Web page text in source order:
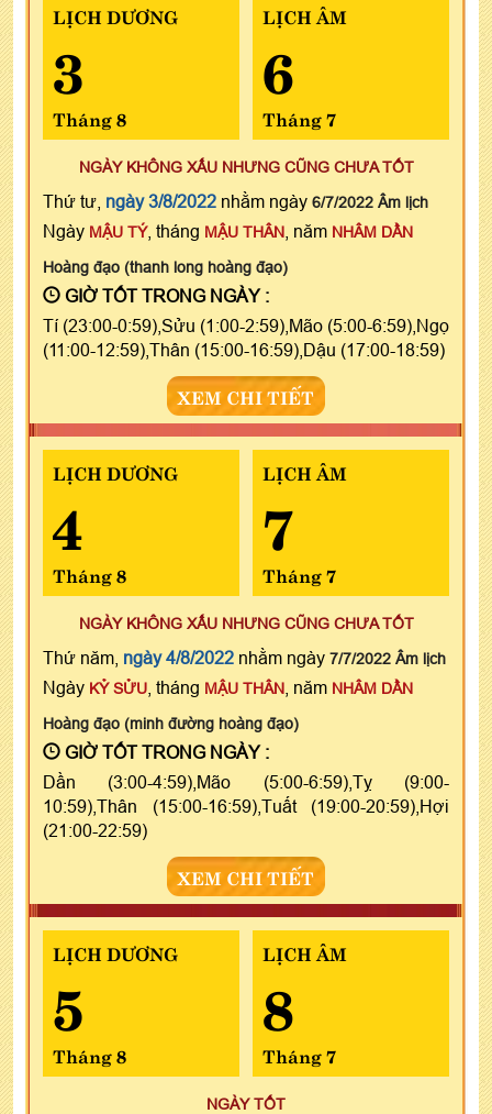
LỊCH DƯƠNG
3
Tháng 8
LỊCH ÂM
6
Tháng 7
NGÀY KHÔNG XẤU NHƯNG CŨNG CHƯA TỐT
Thứ tư, ngày 3/8/2022 nhằm ngày 6/7/2022 Âm lịch
Ngày MẬU TÝ, tháng MẬU THÂN , năm NHÂM DẦN
Hoàng đạo (thanh long hoàng đạo)
GIỜ TỐT TRONG NGÀY :
Tí (23:00-0:59),Sửu (1:00-2:59),Mão (5:00-6:59),Ngọ
(11:00-12:59),Thân (15:00-16:59),Dậu (17:00-18:59)
XEM CHI TIẾT
LỊCH DƯƠNG
4
Tháng 8
LỊCH ÂM
7
Tháng 7
NGÀY KHÔNG XẤU NHƯNG CŨNG CHƯA TỐT
Thứ năm, ngày 4/8/2022 nhằm ngày 7/7/2022 Âm lịch
Ngày KỶ SỬU , tháng MẬU THÂN , năm NHÂM DẦN
Hoàng đạo (minh đường hoàng đạo)
GIỜ TỐT TRONG NGÀY :
Dần (3:00-4:59),Mão (5:00-6:59),Tỵ (9:00-
10:59),Thân (15:00-16:59),Tuất (19:00-20:59),Hợi
(21:00-22:59)
XEM CHI TIẾT
LỊCH DƯƠNG
5
Tháng 8
LỊCH ÂM
8
Tháng 7
NGÀY TỐT